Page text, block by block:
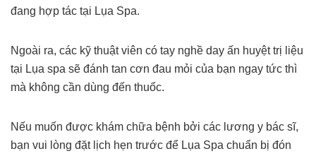
đang hợp tác tại Lụa Spa.
Ngoài ra, các kỹ thuật viên có tay nghề day ấn huyệt trị liệu
tại Lụa spa sẽ đánh tan cơn đau mỏi của bạn ngay tức thì
mà không cần dùng đến thuốc.
Nếu muốn được khám chữa bệnh bởi các lương y bác sĩ,
bạn vui lòng đặt lịch hẹn trước để Lụa Spa chuẩn bị đón